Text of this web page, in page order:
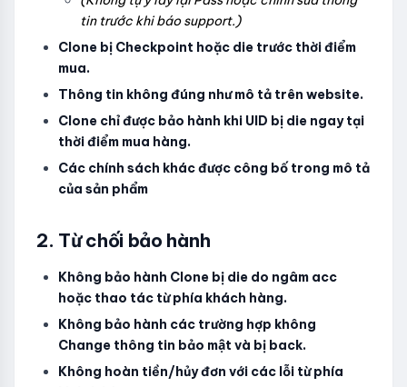
tin trước khi báo support.)
Clone bị Checkpoint hoặc die trước thời điểm
mua.
Thông tin không đúng như mô tả trên website.
Clone chỉ được bảo hành khi UID bị die ngay tại
thời điểm mua hàng.
Các chính sách khác được công bố trong mô tả
của sản phẩm
2. Từ chối bảo hành
Không bảo hành Clone bị die do ngâm acc
hoặc thao tác từ phía khách hàng.
Không bảo hành các trường hợp không
Change thông tin bảo mật và bị back.
Không hoàn tiền/hủy đơn với các lỗi từ phía